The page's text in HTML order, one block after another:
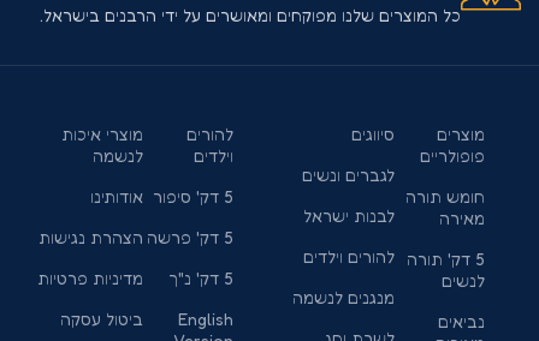
כל המוצרים שלנו מפוקחים ומאושרים על ידי הרבנים בישראל.
מוצרים
פופולריים
חומש תורה
מאירה
5 דק' תורה
לנשים
נביאים
סיווגים
לגברים ונשים
לבנות ישראל
להורים וילדים
מנגנים לנשמה
להורים
וילדים
5 דק' סיפור
5 דק' פרשה
5 דק' נ"ך
English
מוצרי איכות
לנשמה
אודותינו
הצהרת נגישות
מדיניות פרטיות
ביטול עסקה